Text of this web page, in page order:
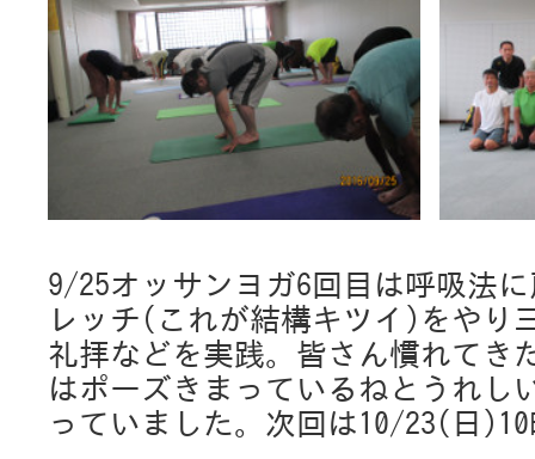
9/25オッサンヨガ6回目は呼吸法
レッチ(これが結構キツイ)をやり
礼拝などを実践。皆さん慣れてき
はポーズきまっているねとうれし
っていました。次回は10/23(日